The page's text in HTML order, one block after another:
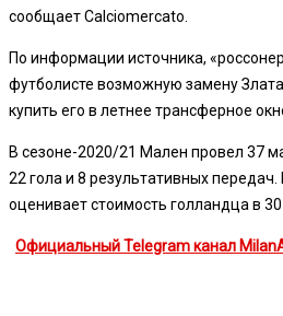
сообщает Calciomercato.
По информации источника,
футболисте возможную замену
купить его в летнее трансферное
В сезоне-2020/21 Мален провел 37
22 гола и 8 результативных
оценивает стоимость голландца в
Официальный Telegram канал